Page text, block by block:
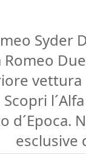
Syder
Romeo
vettura
Scopri
d´Epoca.
esclusive